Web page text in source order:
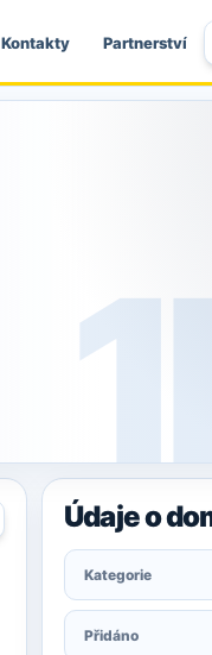
Kontakty Partnerství
Údaje o
Kategorie
Přidáno